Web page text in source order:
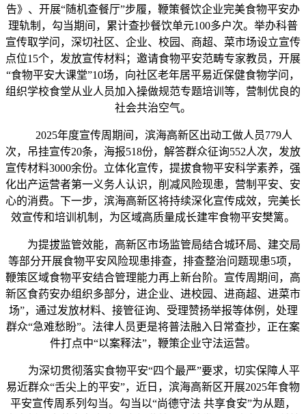
告》、开展“随机查餐厅”步履，鞭策餐饮企业完美食物平安办
理轨制，勾当期间，累计查抄餐饮单元100多户次。举办科普
宣传取学问，深切社区、企业、校园、商超、菜市场设立宣传
点位15个，发放宣传材料；邀请食物平安范畴专家教员，开展
“食物平安大课堂”10场，向社区老年居平易近保健食物学问，
组织学校食堂从业人员加入操做规范专题培训等，营制优良的
社会共治空气。
2025年度宣传周期间，滨海高新区出动工做人员779人
次，吊挂宣传20条，海报518份，解答群众征询552人次，发放
宣传材料3000余份。立体化宣传，提拔食物平安科学素养，强
化出产运营者第一义务人认识，削减风险现患，营制平安、安
心的消费。下一步，滨海高新区将持续深化宣传成效，完美长
效宣传和培训机制，为区域高质量成长建牢食物平安樊篱。
为提拔监管效能，高新区市场监管局结合城环局、建交局
等部分开展食物平安风险现患排查，排查整治问题现患5项，
鞭策区域食物平安结合管理能力再上新台阶。宣传周期间，高
新区食药安办组织多部分，进企业、进校园、进商超、进菜市
场”，通过发放材料、接管征询、受理赞扬举报等体例，处理
群众“急难愁盼”。法律人员更是将普法融入日常查抄，正在案
件打点中“以案释法”，鞭策企业守法运营。
为深切贯彻落实食物平安“四个最严”要求，切实保障人平
易近群众“舌尖上的平安”，近日，滨海高新区开展2025年食物
平安宣传周系列勾当。勾当以“尚德守法 共享食安”为从题，